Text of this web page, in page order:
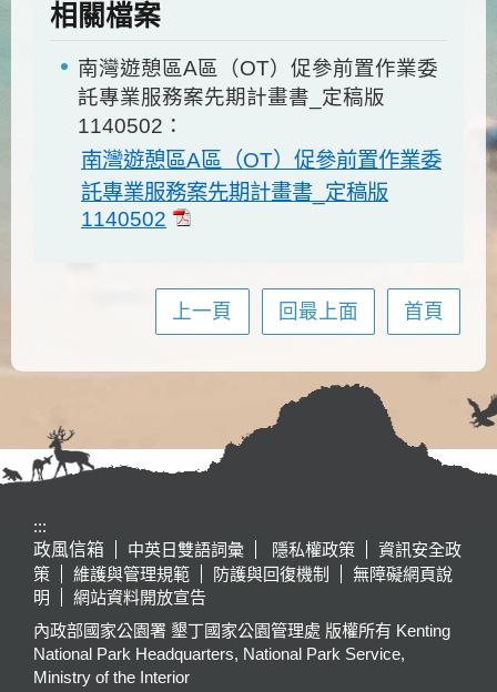
相關檔案
南灣遊憩區A區（OT）促參前置作業委
託專業服務案先期計畫書_定稿版
1140502：
南灣遊憩區A區（OT）促參前置作業委
託專業服務案先期計畫書_定稿版
1140502
上一頁 回最上面 首頁
:::
政風信箱
中英日雙語詞彙 隱私權政策
資訊安全政
策
維護與管理規範 防護與回復機制
無障礙網頁說
明
網站資料開放宣告
內政部國家公園署 墾丁國家公園管理處 版權所有 Kenting
National Park Headquarters, National Park Service,
Ministry of the Interior